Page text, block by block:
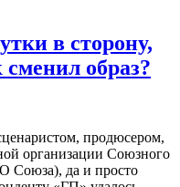
в сторону,
образ?
продюсером,
организации Союзного
Союза), да и просто